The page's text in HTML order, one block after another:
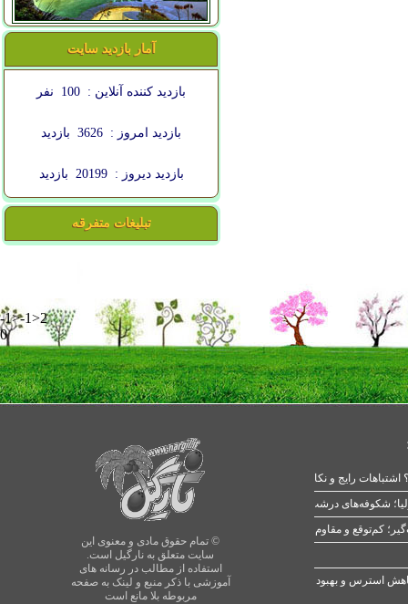
آمار بازدید سایت
بازدید کننده آنلاین : 100 نفر
بازدید امروز : 3626 بازدید
بازدید دیروز : 20199 بازدید
تبلیغات متفرقه
-1>-1>2
0
© تمام حقوق مادی و معنوی این
سایت متعلق به نارگیل است.
استفاده از مطالب در رسانه های
آموزشی با ذکر منبع و لینک به صفحه
مربوطه بلا مانع است
رایج و نکات طلایی
شکوفه‌های درشت در بهار